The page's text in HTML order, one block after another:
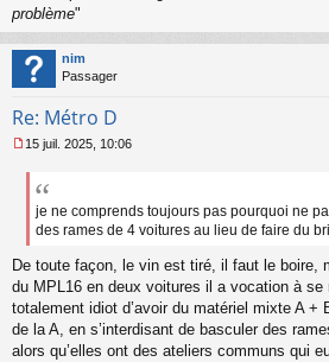
problème"
nim
Passager
Re: Métro D
e
g
e
n
n
l
u
15 juil. 2025, 10:06
je ne comprends toujours pas pourquoi ne
des rames de 4 voitures au lieu de faire du
De toute façon, le vin est tiré, il faut le boire,
du MPL16 en deux voitures il a vocation à
totalement idiot d’avoir du matériel mixte A +
de la A, en s’interdisant de basculer des
alors qu’elles ont des ateliers communs qui